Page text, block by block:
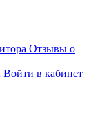
Отзывы о
Войти в кабинет